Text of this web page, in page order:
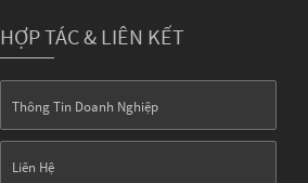
HỢP TÁC & LIÊN KẾT
Thông Tin Doanh Nghiệp
Liên Hệ